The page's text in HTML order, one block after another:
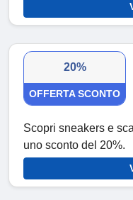
20%
OFFERTA SCONTO
Scopri sneakers e
uno sconto del 20%.